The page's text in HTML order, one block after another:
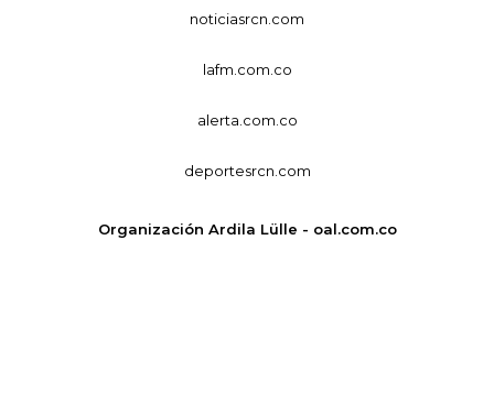
noticiasrcn.com
lafm.com.co
alerta.com.co
deportesrcn.com
Organización Ardila Lülle - oal.com.co